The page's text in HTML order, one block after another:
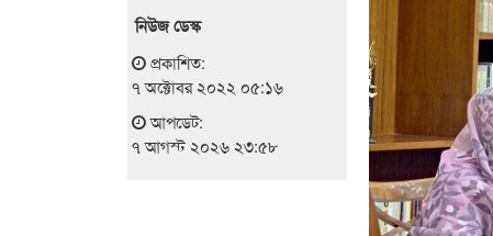
নিউজ ডেস্ক
প্রকাশিত:
৭ অক্টোবর ২০২২ ০৫:১৬
আপডেট:
৭ আগস্ট ২০২৬ ২৩:৫৮